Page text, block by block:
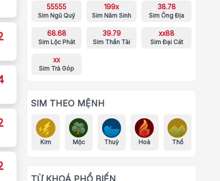
55555
Sim Ngũ Quý
199x
Sim Năm Sinh
38.78
Sim Ông Địa
68.68
Sim Lộc Phát
39.79
Sim Thần Tài
xx88
Sim Đại Cát
xx
Sim Trả Góp
SIM THEO MỆNH
Kim Mộc Thuỷ Hoả Thổ
TỪ KHOÁ PHỔ BIẾN